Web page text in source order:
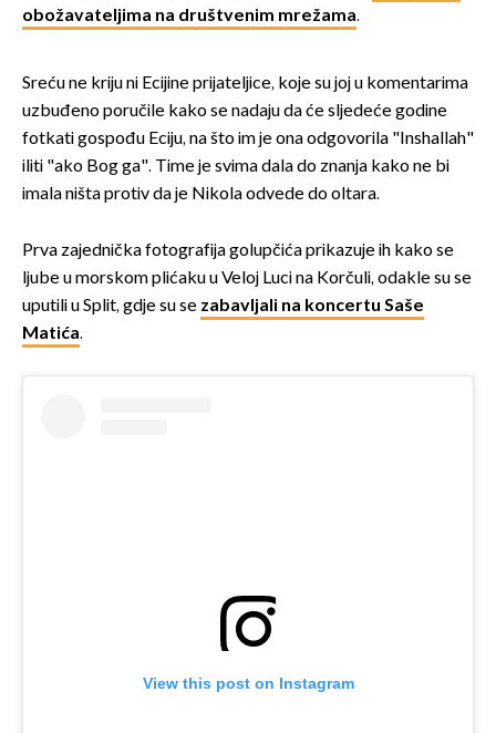
obožavateljima na društvenim mrežama.
Sreću ne kriju ni Ecijine prijateljice, koje su joj u komentarima
uzbuđeno poručile kako se nadaju da će sljedeće godine
fotkati gospođu Eciju, na što im je ona odgovorila "Inshallah"
iliti "ako Bog ga". Time je svima dala do znanja kako ne bi
imala ništa protiv da je Nikola odvede do oltara.
Prva zajednička fotografija golupčića prikazuje ih kako se
ljube u morskom plićaku u Veloj Luci na Korčuli, odakle su se
uputili u Split, gdje su se zabavljali na koncertu Saše
Matića.
View this post on Instagram